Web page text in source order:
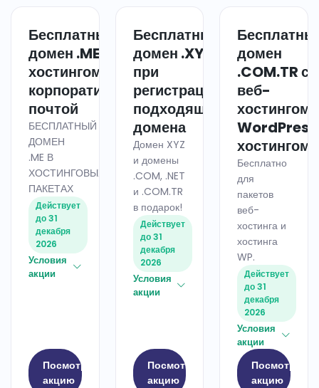
Бесплатный
домен .ME с
хостингом и
корпоративной
почтой
ХОСТИНГ
БЕСПЛАТНЫЙ
ДОМЕН
.ME В
ХОСТИНГОВЫХ
ПАКЕТАХ
Действует
до 31
декабря
2026
Условия
акции
Посмотреть
акцию
Бесплатный
домен .XYZ
при
регистрации
подходящего
домена
ДОМЕН
Домен XYZ
и домены
.COM, .NET
и .COM.TR
в подарок!
Действует
до 31
декабря
2026
Условия
акции
Посмотреть
акцию
домен
.COM.TR с
веб-
хостингом
хостингом
Бесплатно
для
пакетов
веб-
хостинга и
хостинга
WP.
Действует
до 31
декабря
2026
Условия
акции
Посмотреть
акцию